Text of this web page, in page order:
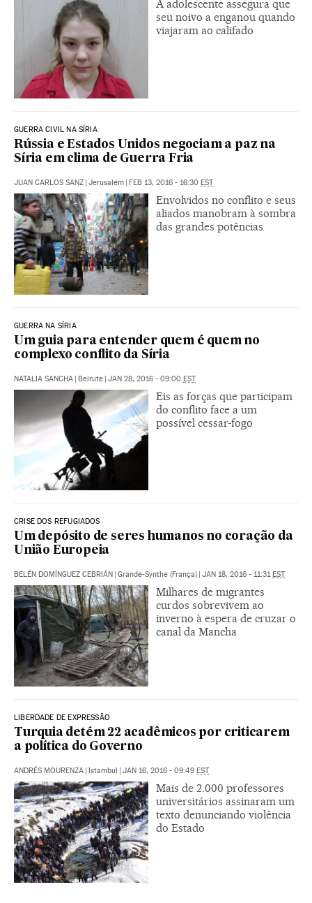
A adolescente assegura que
seu noivo a enganou quando
viajaram ao califado
GUERRA CIVIL NA SÍRIA
Rússia e Estados Unidos negociam a paz na
Síria em clima de Guerra Fria
JUAN CARLOS SANZ | Jerusalém | FEB 13, 2016 - 16:30 EST
Envolvidos no conflito e seus
aliados manobram à sombra
das grandes potências
GUERRA NA SÍRIA
Um guia para entender quem é quem no
complexo conflito da Síria
NATALIA SANCHA | Beirute | JAN 28, 2016 - 09:00 EST
Eis as forças que participam
do conflito face a um
possível cessar-fogo
CRISE DOS REFUGIADOS
Um depósito de seres humanos no coração da
União Europeia
BELÉN DOMÍNGUEZ CEBRIÁN Grande-Synthe (França) JAN 18, 2016 - 11:31 EST
Milhares de migrantes
curdos sobrevivem ao
inverno à espera de cruzar o
canal da Mancha
LIBERDADE DE EXPRESSÃO
Turquia detém 22 acadêmicos por criticarem
a política do Governo
ANDRÉS MOURENZA Istambul JAN 16, 2016 - 09:49 EST
Mais de 2.000 professores
universitários assinaram um
texto denunciando violência
do Estado